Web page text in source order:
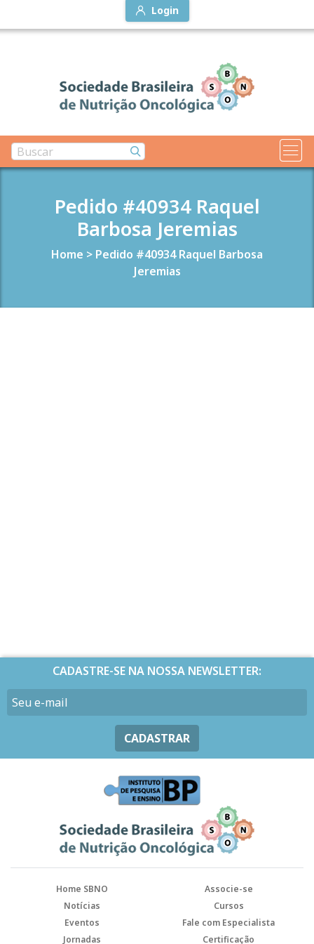
Login
Pedido #40934 Raquel
Barbosa Jeremias
Home > Pedido #40934 Raquel Barbosa
Jeremias
CADASTRE-SE NA NOSSA NEWSLETTER:
CADASTRAR
Home SBNO
Associe-se
Notícias
Cursos
Eventos
Fale com Especialista
Jornadas
Certificação